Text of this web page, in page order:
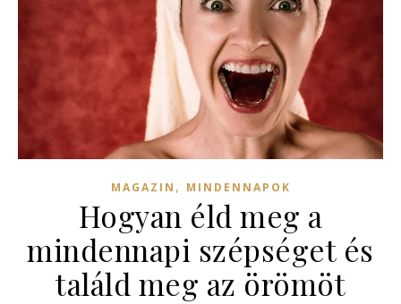
MAGAZIN , MINDENNAPOK
Hogyan éld meg a
mindennapi szépséget és
találd meg az örömöt